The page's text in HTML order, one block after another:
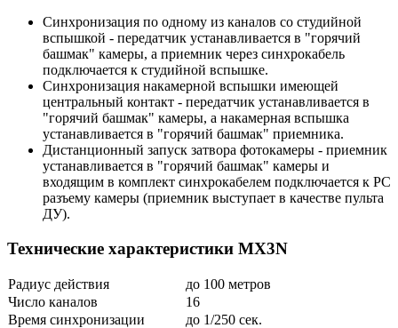
Синхронизация по одному из каналов со студийной
вспышкой - передатчик устанавливается в "горячий
башмак" камеры, а приемник через синхрокабель
подключается к студийной вспышке.
Синхронизация накамерной вспышки имеющей
центральный контакт - передатчик устанавливается в
"горячий башмак" камеры, а накамерная вспышка
устанавливается в "горячий башмак" приемника.
Дистанционный запуск затвора фотокамеры - приемник
устанавливается в "горячий башмак" камеры и
входящим в комплект синхрокабелем подключается к PC
разъему камеры (приемник выступает в качестве пульта
ДУ).
Технические характеристики MX3N
Радиус действия
до 100 метров
Число каналов
16
Время синхронизации
до 1/250 сек.